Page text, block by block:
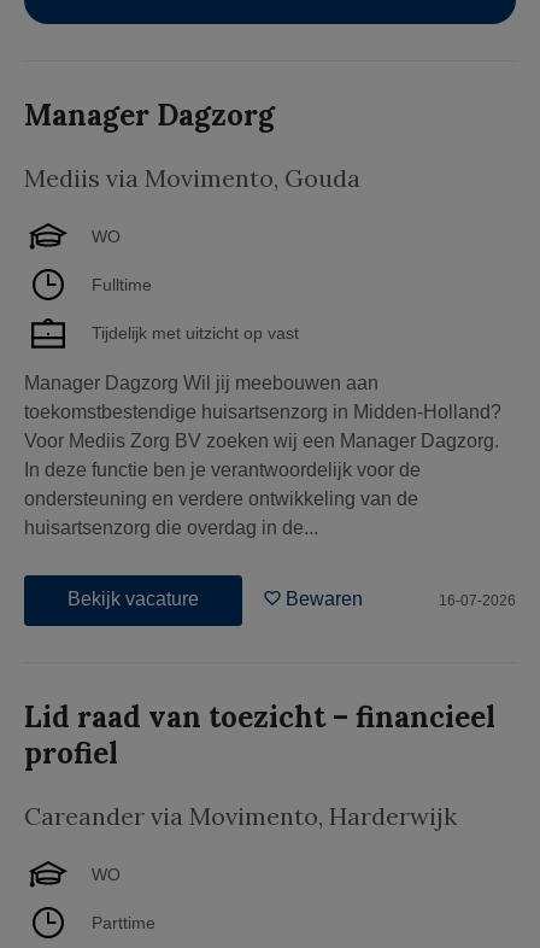
Manager Dagzorg
Mediis via Movimento, Gouda
WO
Fulltime
Tijdelijk met uitzicht op vast
Manager Dagzorg Wil jij meebouwen aan
toekomstbestendige huisartsenzorg in Midden-Holland?
Voor Mediis Zorg BV zoeken wij een Manager Dagzorg.
In deze functie ben je verantwoordelijk voor de
ondersteuning en verdere ontwikkeling van de
huisartsenzorg die overdag in de...
Bekijk vacature Bewaren 16-07-2026
Lid raad van toezicht – financieel
profiel
Careander via Movimento, Harderwijk
WO
Parttime